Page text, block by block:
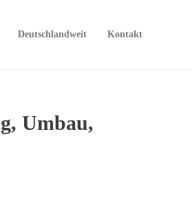
Deutschlandweit Kontakt
Umbau,